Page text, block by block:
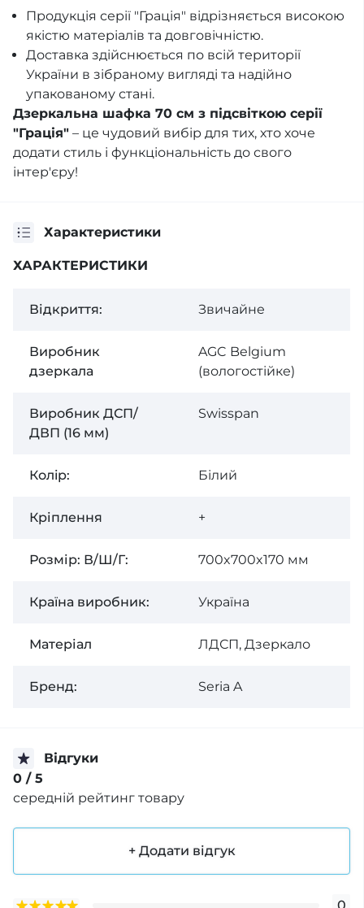
Продукція серії "Грація" відрізняється високою
якістю матеріалів та довговічністю.
Доставка здійснюється по всій території
України в зібраному вигляді та надійно
упакованому стані.
Дзеркальна шафка 70 см з підсвіткою серії
"Грація" – це чудовий вибір для тих, хто хоче
додати стиль і функціональність до свого
інтер'єру!
Характеристики
ХАРАКТЕРИСТИКИ
Відкриття: Звичайне
Виробник
дзеркала
AGC Belgium
(вологостійке)
Виробник ДСП/
ДВП (16 мм)
Swisspan
Колiр: Білий
Кріплення +
Розмір: В/Ш/Г: 700x700x170 мм
Країна виробник: Україна
Матеріал ЛДСП, Дзеркало
Бренд: Seria A
Відгуки
0 / 5
середній рейтинг товару
+ Додати відгук
0